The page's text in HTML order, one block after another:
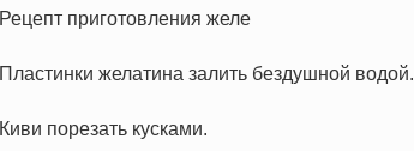
Рецепт приготовления желе
Пластинки желатина залить бездушной водой.
Киви порезать кусками.